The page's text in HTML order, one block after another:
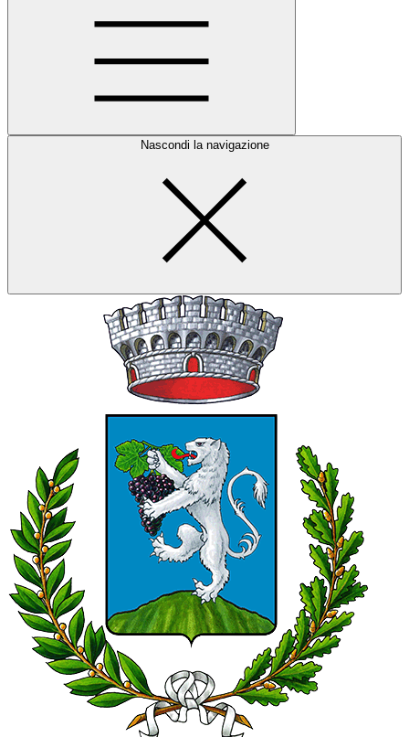
Nascondi la navigazione